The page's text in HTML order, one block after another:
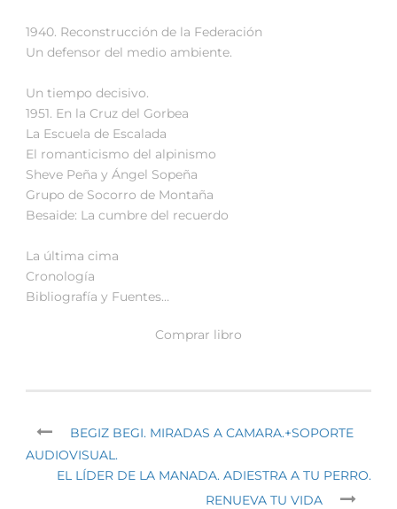
1940. Reconstrucción de la Federación
Un defensor del medio ambiente.
Un tiempo decisivo.
1951. En la Cruz del Gorbea
La Escuela de Escalada
El romanticismo del alpinismo
Sheve Peña y Ángel Sopeña
Grupo de Socorro de Montaña
Besaide: La cumbre del recuerdo
La última cima
Cronología
Bibliografía y Fuentes…
Comprar libro
BEGIZ BEGI. MIRADAS A CAMARA.+SOPORTE
AUDIOVISUAL.
EL LÍDER DE LA MANADA. ADIESTRA A TU PERRO.
RENUEVA TU VIDA